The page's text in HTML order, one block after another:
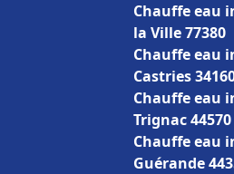
Chauffe eau
la Ville 77380
Chauffe eau
Castries
Chauffe eau
Trignac 44570
Chauffe eau
Guérande